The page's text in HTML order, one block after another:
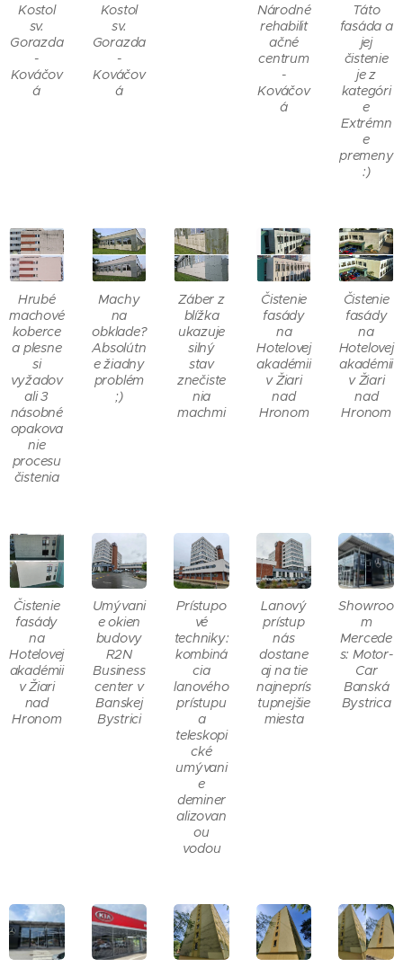
Kostol
sv.
Gorazda
-
Kováčov
á
Kostol
sv.
Gorazda
-
Kováčov
á
Národné
rehabilit
ačné
centrum
-
Kováčov
á
Táto
fasáda a
jej
čistenie
je z
kategóri
e
Extrémn
e
premeny
:)
Hrubé
machové
koberce
a plesne
si
vyžadov
ali 3
násobné
opakova
nie
procesu
čistenia
Machy
na
obklade?
Absolútn
e žiadny
problém
;)
Záber z
blížka
ukazuje
silný
stav
znečiste
nia
machmi
Čistenie
fasády
na
Hotelovej
akadémii
v Žiari
nad
Hronom
Čistenie
fasády
na
Hotelovej
akadémii
v Žiari
nad
Hronom
Čistenie
fasády
na
Hotelovej
akadémii
v Žiari
nad
Hronom
Umývani
e okien
budovy
R2N
Business
center v
Banskej
Bystrici
Prístupo
vé
techniky:
kombiná
cia
lanového
prístupu
a
teleskopi
cké
umývani
e
deminer
alizovan
ou
vodou
Lanový
prístup
nás
dostane
aj na tie
najneprís
tupnejšie
miesta
Showroo
m
Mercede
s: Motor-
Car
Banská
Bystrica